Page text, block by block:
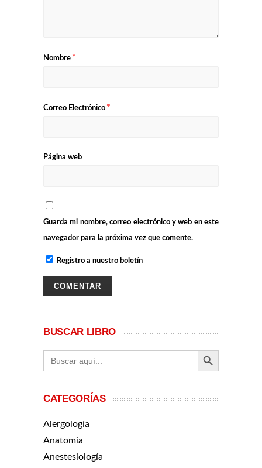
Nombre *
Correo Electrónico *
Página web
Guarda mi nombre, correo electrónico y web en este
navegador para la próxima vez que comente.
Registro a nuestro boletín
BUSCAR LIBRO
BOTÓN DE
CATEGORÍAS
Alergología
Anatomia
Anestesiología